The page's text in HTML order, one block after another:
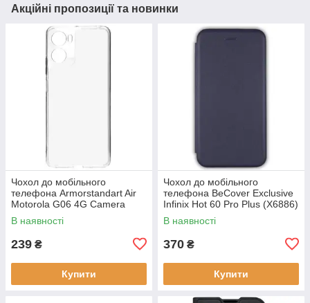
Акційні пропозиції та новинки
Чохол до мобільного
телефона Armorstandart Air
Motorola G06 4G Camera
cover Clear (ARM89057)
В наявності
239 ₴
Купити
Чохол до мобільного
телефона BeCover Exclusive
Infinix Hot 60 Pro Plus (X6886)
Deep Blue (714717)
В наявності
370 ₴
Купити